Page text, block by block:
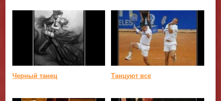
Черный танец Танцуют все